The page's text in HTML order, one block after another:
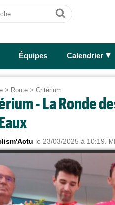
Ok
Équipes Calendrier ►
> Route > Critérium
- La Ronde
le 23/03/2025 à 10:19.